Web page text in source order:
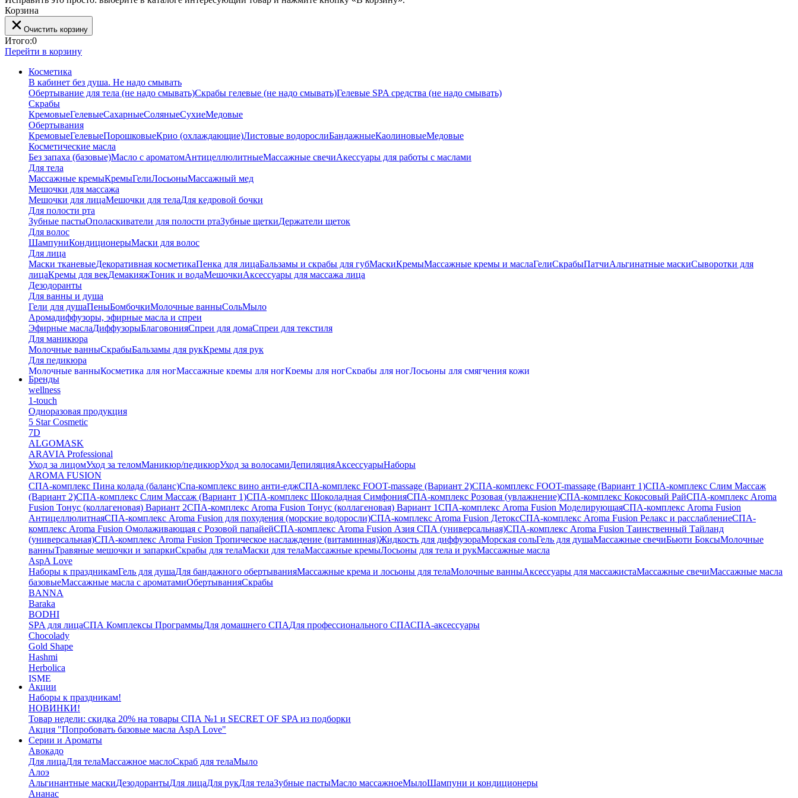
Корзина
Очистить корзину
Итого:0
Перейти в корзину
Косметика
В кабинет без душа. Не надо смывать
Обертывание для тела (не надо смывать)Скрабы гелевые (не надо смывать)Гелевые SPA средства (не надо смывать)
Скрабы
КремовыеГелевыеСахарныеСоляныеСухиеМедовые
Обертывания
КремовыеГелевыеПорошковыеКрио (охлаждающие)Листовые водорослиБандажныеКаолиновыеМедовые
Косметические масла
Без запаха (базовые)Масло с ароматомАнтицеллюлитныеМассажные свечиАкессуары для работы с маслами
Для тела
Массажные кремыКремыГелиЛосьоныМассажный мед
Мешочки для массажа
Мешочки для лицаМешочки для телаДля кедровой бочки
Для полости рта
Зубные пастыОполаскиватели для полости ртаЗубные щеткиДержатели щеток
Для волос
ШампуниКондиционерыМаски для волос
Для лица
Маски тканевыеДекоративная косметикаПенка для лицаБальзамы и скрабы для губМаскиКремыМассажные кремы и маслаГелиСкрабыПатчиАльгинатные маскиСыворотки для
лицаКремы для векДемакияжТоник и водаМешочкиАксессуары для массажа лица
Дезодоранты
Для ванны и душа
Гели для душаПеныБомбочкиМолочные ванныСольМыло
Аромадиффузоры, эфирные масла и спреи
Эфирные маслаДиффузорыБлаговонияСпреи для домаСпреи для текстиля
Для маникюра
Молочные ванныСкрабыБальзамы для рукКремы для рук
Для педикюра
Молочные ванныКосметика для ногМассажные кремы для ногКремы для ногСкрабы для ногЛосьоны для смягчения кожи
Тайские бальзамы
Альгинатные маски
Бренды
wellness
1-touch
Одноразовая продукция
5 Star Cosmetic
7D
ALGOMASK
ARAVIA Professional
Уход за лицомУход за теломМаникюр/педикюрУход за волосамиДепиляцияАксессуарыНаборы
AROMA FUSION
СПА-комплекс Пина колада (баланс)Cпа-комплекс вино анти-еджСПА-комплекс FOOT-massage (Вариант 2)СПА-комплекс FOOT-massage (Вариант 1)СПА-комплекс Слим Массаж
(Вариант 2)СПА-комплекс Слим Массаж (Вариант 1)СПА-комплекс Шоколадная СимфонияСПА-комплекс Розовая (увлажнение)СПА-комплекс Кокосовый РайСПА-комплекс Aroma
Fusion Тонус (коллагеновая) Вариант 2СПА-комплекс Aroma Fusion Тонус (коллагеновая) Вариант 1СПА-комплекс Aroma Fusion МоделирующаяСПА-комплекс Aroma Fusion
АнтицеллюлитнаяСПА-комплекс Aroma Fusion для похудения (морские водоросли)СПА-комплекс Aroma Fusion ДетоксСПА-комплекс Aroma Fusion Релакс и расслаблениеСПА-
комплекс Aroma Fusion Омолаживающая с Розовой папайейСПА-комплекс Aroma Fusion Азия СПА (универсальная)СПА-комплекс Aroma Fusion Таинственный Тайланд
(универсальная)СПА-комплекс Aroma Fusion Тропическое наслаждение (витаминная)Жидкость для диффузораМорская сольГель для душаМассажные свечиБьюти БоксыМолочные
ванныТравяные мешочки и запаркиСкрабы для телаМаски для телаМассажные кремыЛосьоны для тела и рукМассажные масла
AspA Love
Наборы к праздникамГель для душаДля бандажного обертыванияМассажные крема и лосьоны для телаМолочные ванныАксессуары для массажистаМассажные свечиМассажные масла
базовыеМассажные масла с ароматамиОбертыванияСкрабы
BANNA
Baraka
BODHI
SPA для лицаСПА Комплексы ПрограммыДля домашнего СПАДля профессионального СПАСПА-аксессуары
Chocolady
Gold Shape
Hashmi
Herbolica
ISME
Jinda
Juman
Katha
Kelebek
Kokonut
Маски для тела
L'Cosmetics
LAMENATT
NARDA
NEWSKY
Акции
Наборы к праздникам!
НОВИНКИ!
Товар недели: скидка 20% на товары СПА №1 и SECRET OF SPA из подборки
Акция "Попробовать базовые масла AspA Love"
Серии и Ароматы
Авокадо
Для лицаДля телаМассажное маслоСкраб для телаМыло
Алоэ
Альгинантные маскиДезодорантыДля лицаДля рукДля телаЗубные пастыМасло массажноеМылоШампуни и кондиционеры
Ананас